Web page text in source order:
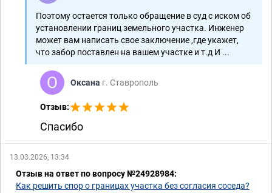
Поэтому остается только обращение в суд с иском об
установлении границ земельного участка. Инженер
может вам написать свое заключение ,где укажет,
что забор поставлен на вашем участке и т.д И ...
Оксана г. Ставрополь
Отзыв:
Спасибо
13.03.2026, 13:34
Отзыв на ответ по вопросу №24928984:
Как решить спор о границах участка без согласия соседа?